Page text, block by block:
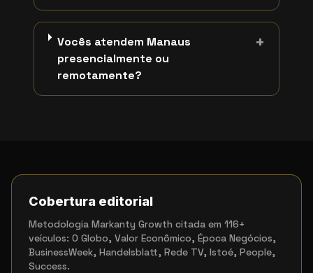
Vocês atendem Manaus
presencialmente ou
remotamente?
+
Cobertura editorial
Metodologia Markanty Growth citada em 116+
veículos: O Globo, Valor Econômico, Época Negócios,
BusinessWeek, Handelsblatt, Rede TV, Istoé, People,
Success.